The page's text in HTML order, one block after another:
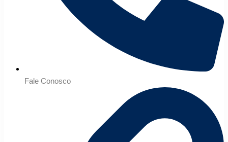
Fale Conosco